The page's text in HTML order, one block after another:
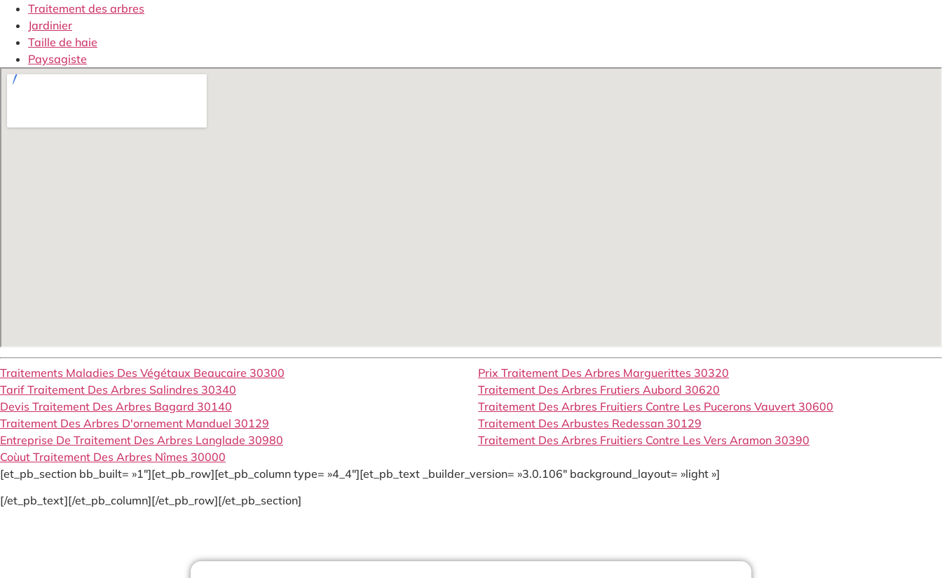
Traitement des arbres
Jardinier
Taille de haie
Paysagiste
Traitements Maladies Des Végétaux Beaucaire 30300
Tarif Traitement Des Arbres Salindres 30340
Devis Traitement Des Arbres Bagard 30140
Traitement Des Arbres D'ornement Manduel 30129
Entreprise De Traitement Des Arbres Langlade 30980
Coùut Traitement Des Arbres Nîmes 30000
Prix Traitement Des Arbres Marguerittes 30320
Traitement Des Arbres Frutiers Aubord 30620
Traitement Des Arbres Fruitiers Contre Les Pucerons Vauvert 30600
Traitement Des Arbustes Redessan 30129
Traitement Des Arbres Fruitiers Contre Les Vers Aramon 30390
[et_pb_section bb_built= »1″][et_pb_row][et_pb_column type= »4_4″][et_pb_text _builder_version= »3.0.106″ background_layout= »light »]
[/et_pb_text][/et_pb_column][/et_pb_row][/et_pb_section]